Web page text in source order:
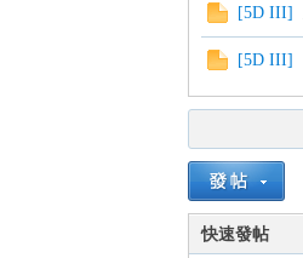
[5D III]
[5D III]
快速發帖